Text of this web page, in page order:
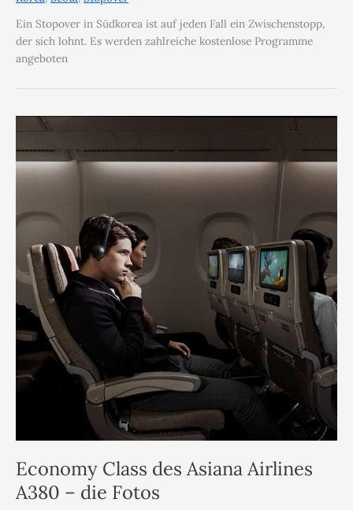
Ein Stopover in Südkorea ist auf jeden Fall ein Zwischenstopp,
der sich lohnt. Es werden zahlreiche kostenlose Programme
angeboten
Economy Class des Asiana Airlines
A380 – die Fotos